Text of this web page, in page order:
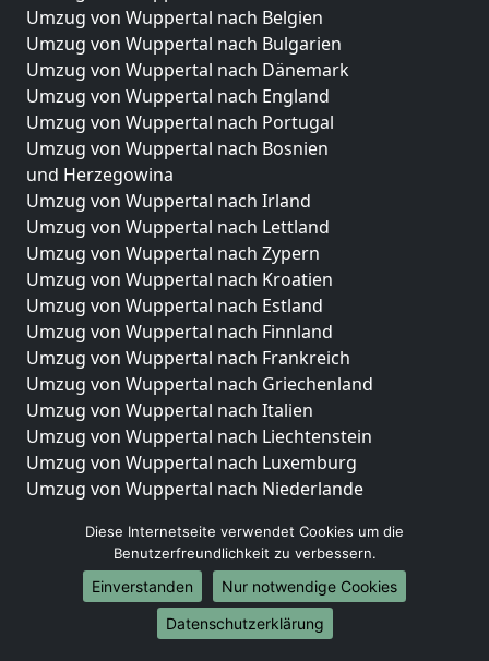
Umzug von Wuppertal nach Belgien
Umzug von Wuppertal nach Bulgarien
Umzug von Wuppertal nach Dänemark
Umzug von Wuppertal nach England
Umzug von Wuppertal nach Portugal
Umzug von Wuppertal nach Bosnien
und Herzegowina
Umzug von Wuppertal nach Irland
Umzug von Wuppertal nach Lettland
Umzug von Wuppertal nach Zypern
Umzug von Wuppertal nach Kroatien
Umzug von Wuppertal nach Estland
Umzug von Wuppertal nach Finnland
Umzug von Wuppertal nach Frankreich
Umzug von Wuppertal nach Griechenland
Umzug von Wuppertal nach Italien
Umzug von Wuppertal nach Liechtenstein
Umzug von Wuppertal nach Luxemburg
Umzug von Wuppertal nach Niederlande
Umzüge-Deutschlandweit
Umzug von Wuppertal nach Berlin
Umzug von Wuppertal nach Hamburg
Umzug von Wuppertal nach München
Diese Internetseite verwendet Cookies um die
Benutzerfreundlichkeit zu verbessern.
Einverstanden
Nur notwendige Cookies
Datenschutzerklärung